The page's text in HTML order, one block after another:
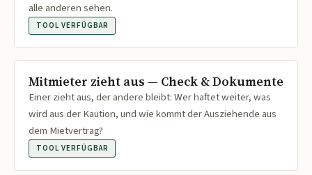
alle anderen sehen.
TOOL VERFÜGBAR
Mitmieter zieht aus — Check & Dokumente
Einer zieht aus, der andere bleibt: Wer haftet weiter, was
wird aus der Kaution, und wie kommt der Ausziehende aus
dem Mietvertrag?
TOOL VERFÜGBAR